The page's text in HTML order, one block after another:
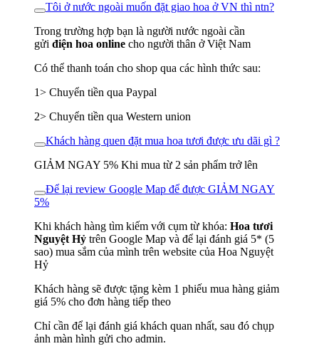
Tôi ở nước ngoài muốn đặt giao hoa ở VN thì ntn?
Trong trường hợp bạn là người nước ngoài cần
gửi điện hoa online cho người thân ở Việt Nam
Có thể thanh toán cho shop qua các hình thức sau:
1> Chuyển tiền qua Paypal
2> Chuyển tiền qua Western union
Khách hàng quen đặt mua hoa tươi được ưu dãi gì ?
GIẢM NGAY 5% Khi mua từ 2 sản phẩm trở lên
Để lại review Google Map để được GIẢM NGAY
5%
Khi khách hàng tìm kiếm với cụm từ khóa: Hoa tươi
Nguyệt Hỷ trên Google Map và để lại đánh giá 5* (5
sao) mua sắm của mình trên website của Hoa Nguyệt
Hỷ
Khách hàng sẽ được tặng kèm 1 phiếu mua hàng giảm
giá 5% cho đơn hàng tiếp theo
Chỉ cần để lại đánh giá khách quan nhất, sau đó chụp
ảnh màn hình gửi cho admin.